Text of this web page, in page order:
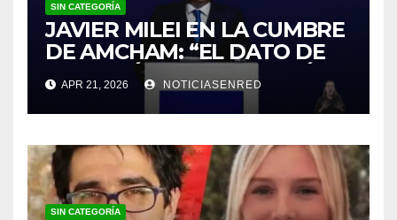
SIN CATEGORÍA
JAVIER MILEI EN LA CUMBRE
DE AMCHAM: “EL DATO DE
INFLACIÓN NO ME GUSTÓ”
APR 21, 2026 NOTICIASENRED
SIN CATEGORÍA